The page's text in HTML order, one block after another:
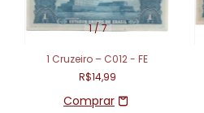
1/7
1 Cruzeiro – C012 - FE
R$14,99